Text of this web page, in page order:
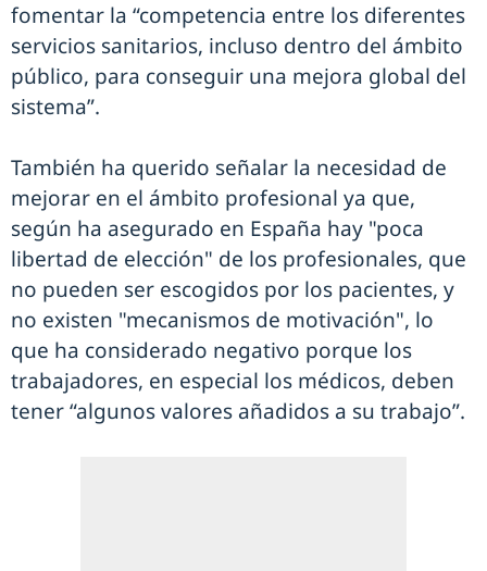
fomentar la “competencia entre los diferentes
servicios sanitarios, incluso dentro del ámbito
público, para conseguir una mejora global del
sistema”.
También ha querido señalar la necesidad de
mejorar en el ámbito profesional ya que,
según ha asegurado en España hay "poca
libertad de elección" de los profesionales, que
no pueden ser escogidos por los pacientes, y
no existen "mecanismos de motivación", lo
que ha considerado negativo porque los
trabajadores, en especial los médicos, deben
tener “algunos valores añadidos a su trabajo”.